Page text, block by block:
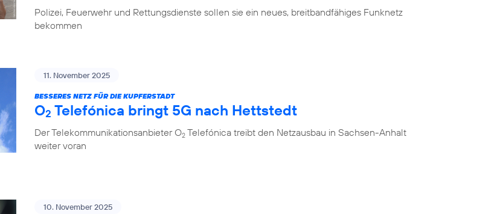
Polizei, Feuerwehr und Rettungsdienste sollen sie ein neues, breitbandfähiges Funknetz
bekommen
11. November 2025
BESSERES NETZ FÜR DIE KUPFERSTADT
O2 Telefónica bringt 5G nach Hettstedt
Der Telekommunikationsanbieter O2 Telefónica treibt den Netzausbau in Sachsen-Anhalt
weiter voran
10. November 2025